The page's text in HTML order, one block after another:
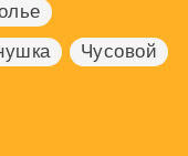
Чусовой